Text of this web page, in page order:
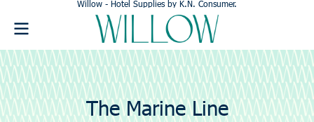
Willow - Hotel Supplies by K.N. Consumer.
The Marine Line